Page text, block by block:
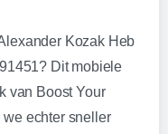
Kozak Heb
Dit mobiele
van Boost Your
we echter sneller